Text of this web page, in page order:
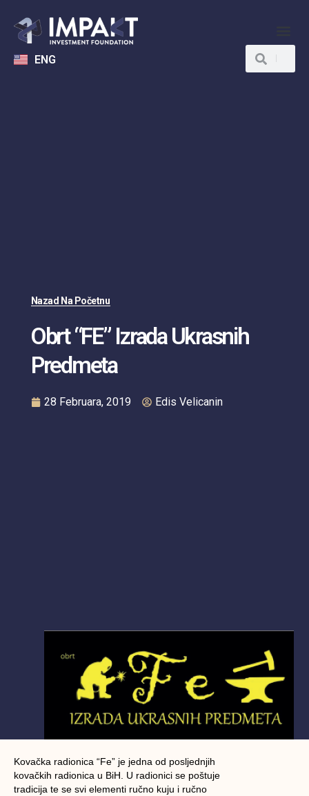
ENG
Nazad Na Početnu
Obrt “FE” Izrada Ukrasnih
Predmeta
28 Februara, 2019 Edis Velicanin
Kovačka radionica “Fe” je jedna od posljednjih
kovačkih radionica u BiH. U radionici se poštuje
tradicija te se svi elementi ručno kuju i ručno